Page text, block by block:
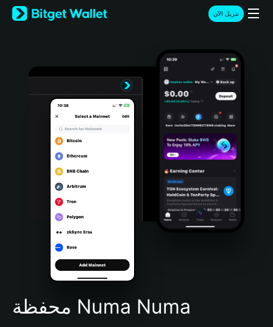
English
日本語
Türkçe
Português (Portugal)
Bahasa Indonesia
Português (Brasil)
Español (Argentina)
تنزيل الآن
محفظة Numa Numa